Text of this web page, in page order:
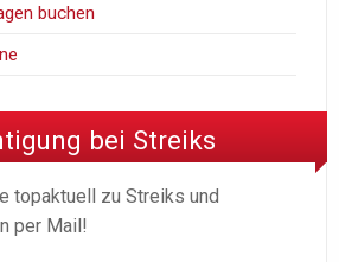
buchen
bei Streiks
topaktuell zu Streiks und
per Mail!